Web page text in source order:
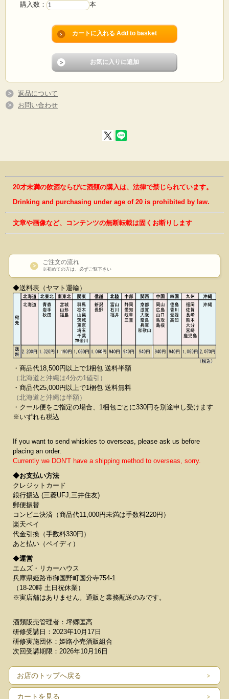
購入数： 本
返品について
お問い合わせ
20才未満の飲酒ならびに酒類の購入は、法律で禁じられています。
Drinking and purchasing under age of 20 is prohibited by law.
文章や画像など、コンテンツの無断転載は固くお断りします
ご注文の流れ
※初めての方は、必ずご覧下さい
◆送料表（ヤマト運輸）
・商品代18,500円以上で1梱包 送料半額
（北海道と沖縄は4分の1値引）
・商品代25,000円以上で1梱包 送料無料
（北海道と沖縄は半額）
・クール便をご指定の場合、1梱包ごとに330円を別途申し受けます
※いずれも税込
If you want to send whiskies to overseas, please ask us before
placing an order.
Currently we DON'T have a shipping method to overseas, sorry.
◆お支払い方法
クレジットカード
銀行振込 (三菱UFJ,三井住友)
郵便振替
コンビニ決済（商品代11,000円未満は手数料220円）
楽天ペイ
代金引換（手数料330円）
あと払い（ペイディ）
◆運営
エムズ・リカーハウス
兵庫県姫路市御国野町国分寺754-1
（18-20時 土日祝休業）
※実店舗はありません。通販と業務配送のみです。
酒類販売管理者：坪郷匡高
研修受講日：2023年10月17日
研修実施団体：姫路小売酒販組合
次回受講期限：2026年10月16日
お店のトップへ戻る
カートを見る